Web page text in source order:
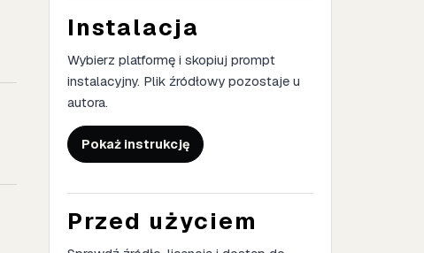
Instalacja
Wybierz platformę i skopiuj prompt
instalacyjny. Plik źródłowy pozostaje u
autora.
Pokaż instrukcję
Przed użyciem